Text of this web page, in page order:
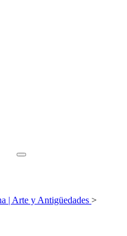
| Arte y Antigüedades >